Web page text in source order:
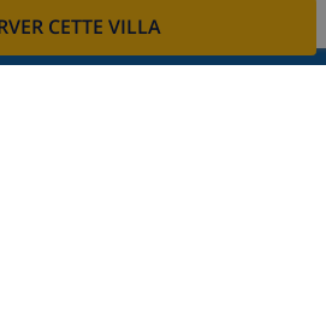
CETTE VILLA
newsletter et restez informé